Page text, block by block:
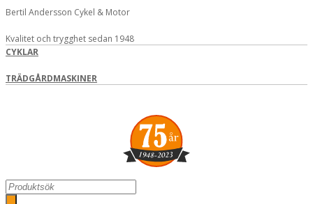
Hoppa
innehåll
Bertil Andersson Cykel & Motor
Kvalitet och trygghet sedan 1948
CYKLAR
TRÄDGÅRDMASKINER
Search
...